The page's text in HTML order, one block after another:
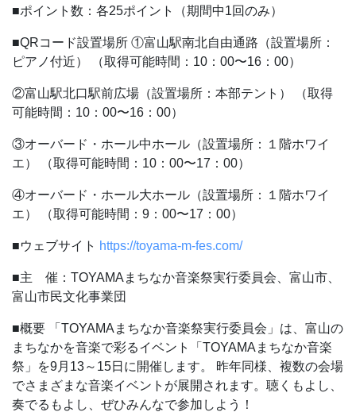
■ポイント数：各25ポイント（期間中1回のみ）
■QRコード設置場所 ①富山駅南北自由通路（設置場所：
ピアノ付近）
（取得可能時間：10：00〜16：00）
②富山駅北口駅前広場（設置場所：本部テント）
（取得
可能時間：10：00〜16：00）
③オーバード・ホール中ホール（設置場所：１階ホワイ
エ）
（取得可能時間：10：00〜17：00）
④オーバード・ホール大ホール（設置場所：１階ホワイ
エ）
（取得可能時間：9：00〜17：00）
■ウェブサイト https://toyama-m-fes.com/
■主 催：TOYAMAまちなか音楽祭実行委員会、富山市、
富山市民文化事業団
■概要 「TOYAMAまちなか音楽祭実行委員会」は、富山の
まちなかを音楽で彩るイベント「TOYAMAまちなか音楽
祭」を9月13～15日に開催します。
昨年同様、複数の会場
でさまざまな音楽イベントが展開されます。聴くもよし、
奏でるもよし、ぜひみんなで参加しよう！